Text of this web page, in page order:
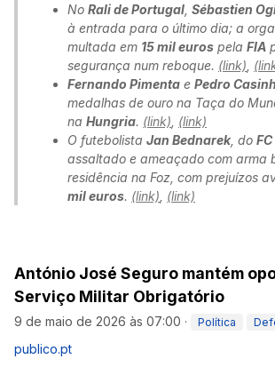
No Rali de Portugal Sébastien
à entrada para o último dia; a
multada em 15 mil euros pela FIA
segurança num reboque. (link)
Fernando Pimenta e Pedro
medalhas de ouro na Taça do
na Hungria. (link) (link)
O futebolista Jan Bednarek , do
assaltado e ameaçado com arma
residência na Foz, com prejuízos
mil euros. (link) (link)
António José Seguro mantém
Serviço Militar Obrigatório
9 de maio de 2026 às 07:00 · Política
publico.pt